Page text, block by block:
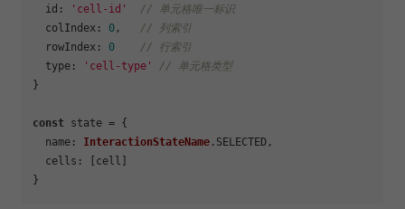
id : 'cell-id'
// 单元格唯一标识
colIndex : 0 , // 列索引
rowIndex : 0
// 行索引
type : 'cell-type'
// 单元格类型
}
const state = {
name : InteractionStateName . SELECTED ,
cells : [cell]